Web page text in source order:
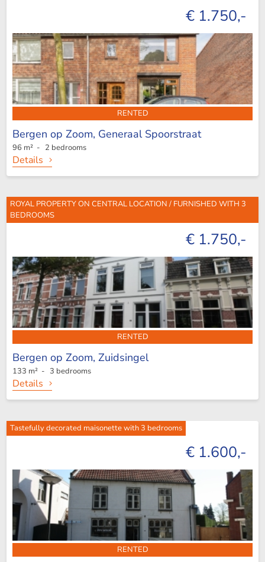
€ 1.750,-
RENTED
Bergen op Zoom, Generaal Spoorstraat
96 m² - 2 bedrooms
Details
ROYAL PROPERTY ON CENTRAL LOCATION / FURNISHED WITH 3
BEDROOMS
€ 1.750,-
RENTED
Bergen op Zoom, Zuidsingel
133 m² - 3 bedrooms
Details
Tastefully decorated maisonette with 3 bedrooms
€ 1.600,-
RENTED